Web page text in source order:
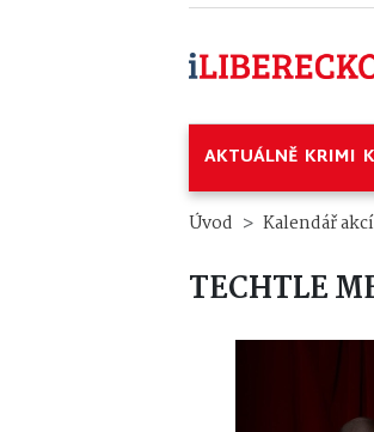
AKTUÁLNĚ KRIMI
Úvod Kalendář akcí
TECHTLE